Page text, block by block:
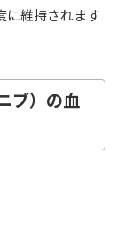
に維持されます
ブ）の血